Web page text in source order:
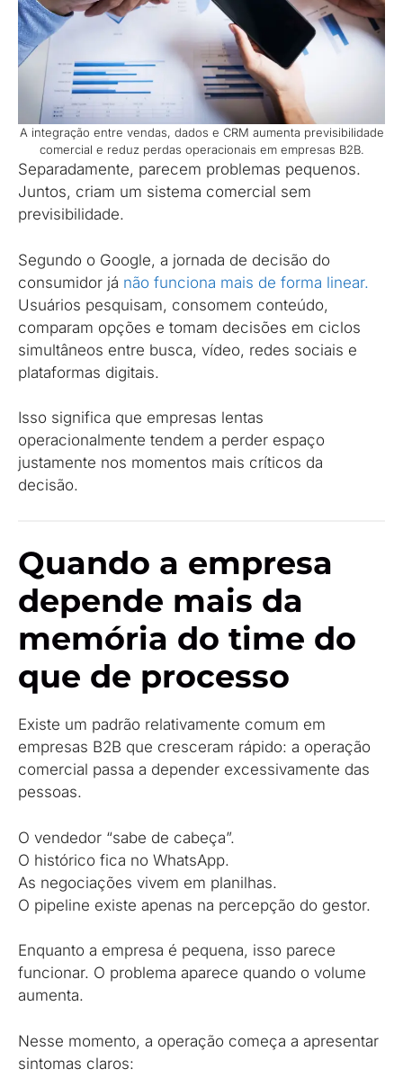
A integração entre vendas, dados e CRM aumenta previsibilidade
comercial e reduz perdas operacionais em empresas B2B.
Separadamente, parecem problemas pequenos.
Juntos, criam um sistema comercial sem
previsibilidade.
Segundo o Google, a jornada de decisão do
consumidor já não funciona mais de forma linear.
Usuários pesquisam, consomem conteúdo,
comparam opções e tomam decisões em ciclos
simultâneos entre busca, vídeo, redes sociais e
plataformas digitais.
Isso significa que empresas lentas
operacionalmente tendem a perder espaço
justamente nos momentos mais críticos da
decisão.
Quando a empresa
depende mais da
memória do time do
que de processo
Existe um padrão relativamente comum em
empresas B2B que cresceram rápido: a operação
comercial passa a depender excessivamente das
pessoas.
O vendedor “sabe de cabeça”.
O histórico fica no WhatsApp.
As negociações vivem em planilhas.
O pipeline existe apenas na percepção do gestor.
Enquanto a empresa é pequena, isso parece
funcionar. O problema aparece quando o volume
aumenta.
Nesse momento, a operação começa a apresentar
sintomas claros: